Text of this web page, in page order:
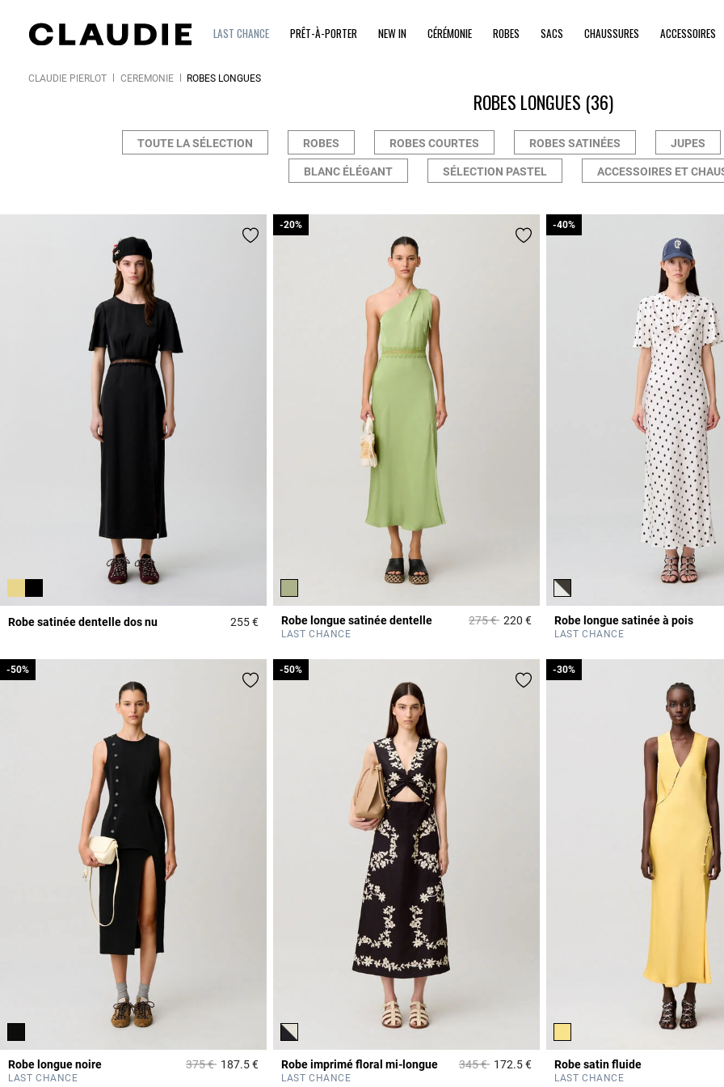
LAST CHANCE PRÊT-À-PORTER NEW IN CÉRÉMONIE ROBES SACS CHAUSSURES ACCESSOIRES
CLAUDIE PIERLOT CÉRÉMONIE ROBES LONGUES
ROBES LONGUES (36)
TOUTE LA SÉLECTION ROBES ROBES COURTES ROBES SATINÉES JUPES
BLANC ÉLÉGANT SÉLECTION PASTEL ACCESSOIRES ET
Robe satinée dentelle dos nu 255 €5 out of 5 Customer Rating
Robe longue satinée dentelle Prix réduit à partir de
275 €à
-20%
220 €4,3 out of 5 Customer Rating
LAST CHANCE
-20%
Robe longue satinée à pois
-40%
LAST CHANCE
-40%
Robe longue noire Prix réduit à partir de
375 €à
-50%
187.5 €4 out of 5 Customer Rating
LAST CHANCE
-50%
Robe imprimé floral mi-longue Prix réduit à partir de
345 €à
-50%
172.5 €5 out of 5 Customer Rating
LAST CHANCE
-50%
Robe satin fluide
-30%
LAST CHANCE
-30%